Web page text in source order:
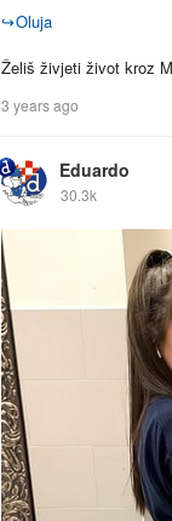
↪Oluja
Želiš živjeti život kroz
3 years ago
Eduardo
30.3k